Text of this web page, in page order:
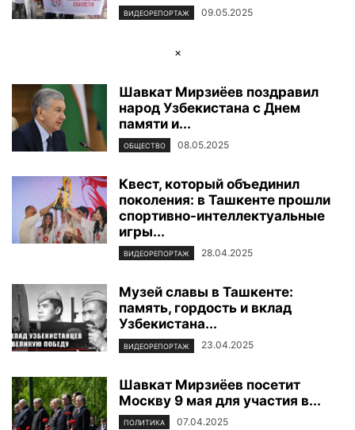
ВИДЕОРЕПОРТАЖ 09.05.2025
×
Шавкат Мирзиёев поздравил
народ Узбекистана с Днем
памяти и...
ОБЩЕСТВО 08.05.2025
Квест, который объединил
поколения: в Ташкенте прошли
спортивно-интеллектуальные
игры...
ВИДЕОРЕПОРТАЖ 28.04.2025
Музей славы в Ташкенте:
память, гордость и вклад
Узбекистана...
ВИДЕОРЕПОРТАЖ 23.04.2025
Шавкат Мирзиёев посетит
Москву 9 мая для участия в...
ПОЛИТИКА 07.04.2025